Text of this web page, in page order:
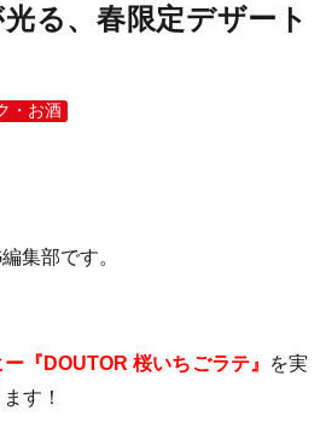
る、春限定デザート
・お酒
集部です。
ー『DOUTOR 桜いちごラテ』
を実
す！